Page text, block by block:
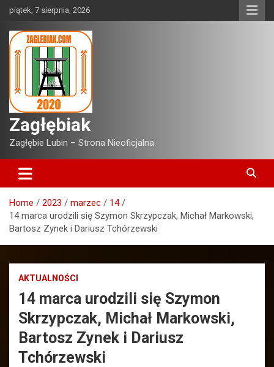
Skip
content
piątek, 7 sierpnia, 2026
Zagłębiak
Zagłębie Lubin – Strona Nieoficjalna
Home 2023 marzec
14
14 marca urodzili się Szymon Skrzypczak, Michał Markowski,
Bartosz Zynek i Dariusz Tchórzewski
AKTUALNOŚCI
14 marca urodzili się Szymon
Skrzypczak, Michał Markowski,
Bartosz Zynek i Dariusz
Tchórzewski